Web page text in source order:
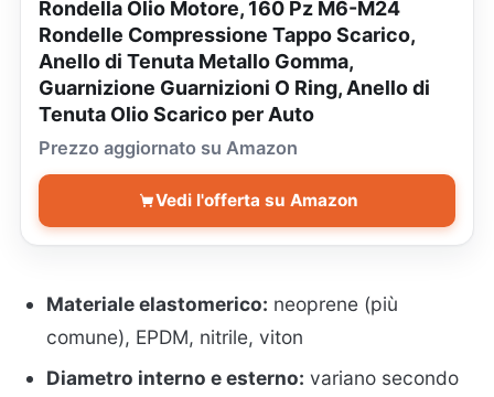
Rondella Olio Motore, 160 Pz M6-M24
Rondelle Compressione Tappo Scarico,
Anello di Tenuta Metallo Gomma,
Guarnizione Guarnizioni O Ring, Anello di
Tenuta Olio Scarico per Auto
Prezzo aggiornato su Amazon
Vedi l'offerta su Amazon
Materiale elastomerico: neoprene (più
comune), EPDM, nitrile, viton
Diametro interno e esterno: variano secondo